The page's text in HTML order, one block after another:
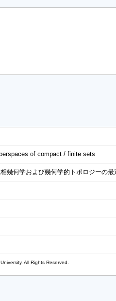
of compact / finite sets
幾何学および幾何学的トポロジーの最
All Rights Reserved.